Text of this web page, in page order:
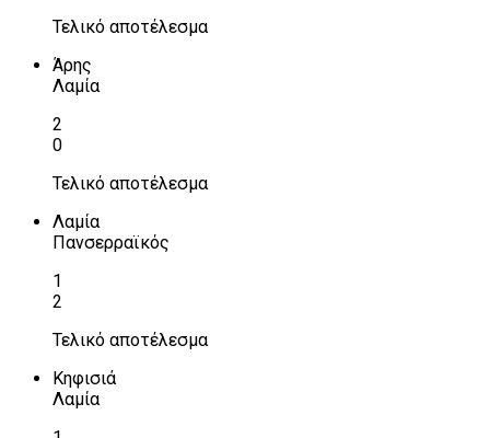
Τελικό αποτέλεσμα
Άρης
Λαμία
2
0
Τελικό αποτέλεσμα
Λαμία
Πανσερραϊκός
1
2
Τελικό αποτέλεσμα
Κηφισιά
Λαμία